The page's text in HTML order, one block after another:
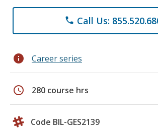
phone Call Us:
info Career series
schedule 280 course hrs
Code BIL-GES2139